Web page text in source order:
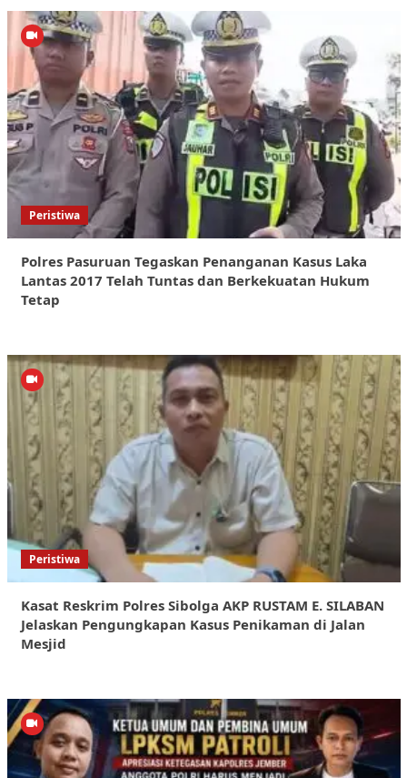
Peristiwa
Polres Pasuruan Tegaskan Penanganan Kasus Laka
Lantas 2017 Telah Tuntas dan Berkekuatan Hukum
Tetap
Peristiwa
Kasat Reskrim Polres Sibolga AKP RUSTAM E. SILABAN
Jelaskan Pengungkapan Kasus Penikaman di Jalan
Mesjid